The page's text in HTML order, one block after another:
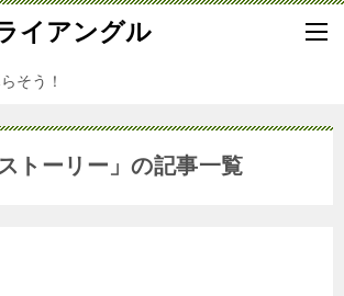
イアングル
そう！
トーリー」の記事一覧